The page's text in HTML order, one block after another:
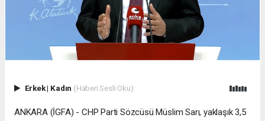
Erkek| Kadın (Haberi Sesli Oku)
ANKARA (İGFA) - CHP Parti Sözcüsü Müslim Sarı, yaklaşık 3,5